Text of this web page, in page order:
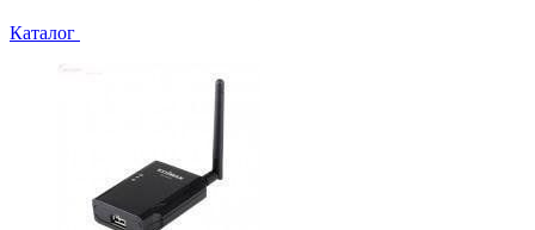
Каталог